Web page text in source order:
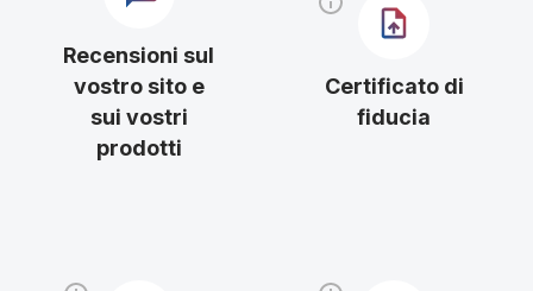
Recensioni sul
vostro sito e
sui vostri
prodotti
Certificato di
fiducia